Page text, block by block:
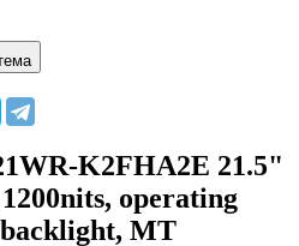
K2FHA2E 21.5"
operating
MT